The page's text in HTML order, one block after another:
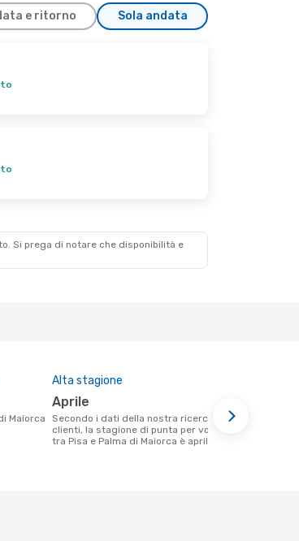
e ritorno Sola andata
Si prega di notare che disponibilità e
Maiorca
Alta stagione
aprile
Secondo i dati della nostra ricerca
clienti, la stagione di punta per volare
tra Pisa e Palma di Maiorca è aprile .